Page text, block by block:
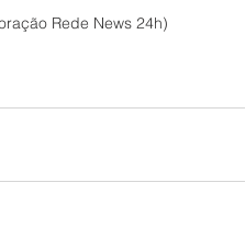
Rede News 24h)